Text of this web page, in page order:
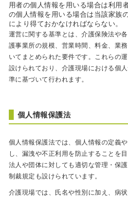
用者の個人情報を用いる場合は利用
の個人情報を用いる場合は当該家族
により得ておかなければならない。
運営に関する基準とは、介護保険法や
護事業所の規模、営業時間、料金、業
いてまとめられた要件です。これらの
設けられており、介護現場における個
準に基づいて行われます。
個人情報保護法
個人情報保護法では、個人情報の定義
し、漏洩や不正利用を防止することを
法人や団体に対しても適切な管理・保
制裁規定も設けられています。
介護現場では、氏名や性別に加え、病